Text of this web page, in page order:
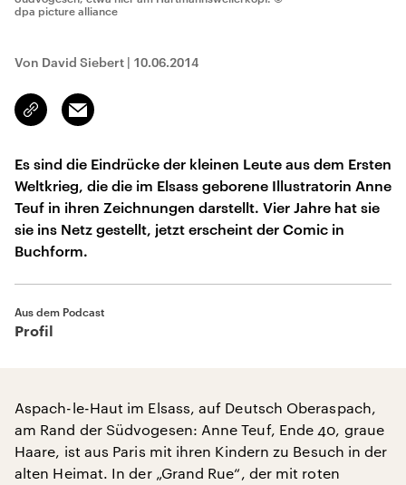
dpa picture alliance
Von David Siebert | 10.06.2014
Link
kopieren/teilen
Email
Es sind die Eindrücke der kleinen Leute aus dem Ersten
Weltkrieg, die die im Elsass geborene Illustratorin Anne
Teuf in ihren Zeichnungen darstellt. Vier Jahre hat sie
sie ins Netz gestellt, jetzt erscheint der Comic in
Buchform.
Aus dem Podcast
Profil
Aspach-le-Haut im Elsass, auf Deutsch Oberaspach,
am Rand der Südvogesen: Anne Teuf, Ende 40, graue
Haare, ist aus Paris mit ihren Kindern zu Besuch in der
alten Heimat. In der „Grand Rue“, der mit roten